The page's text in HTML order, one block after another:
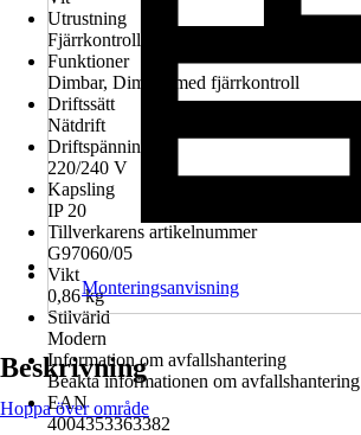
Utrustning
Fjärrkontroll
Funktioner
Dimbar, Dimbar med fjärrkontroll
Driftssätt
Nätdrift
Driftspänning
220/240 V
Kapsling
IP 20
Tillverkarens artikelnummer
G97060/05
Vikt
0,86 kg
Stilvärld
Modern
Information om avfallshantering
Beakta informationen om avfallshantering
EAN
4004353363382
Monteringsanvisning
Beskrivning
Hoppa över område